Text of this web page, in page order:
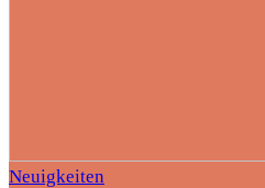
Neuigkeiten